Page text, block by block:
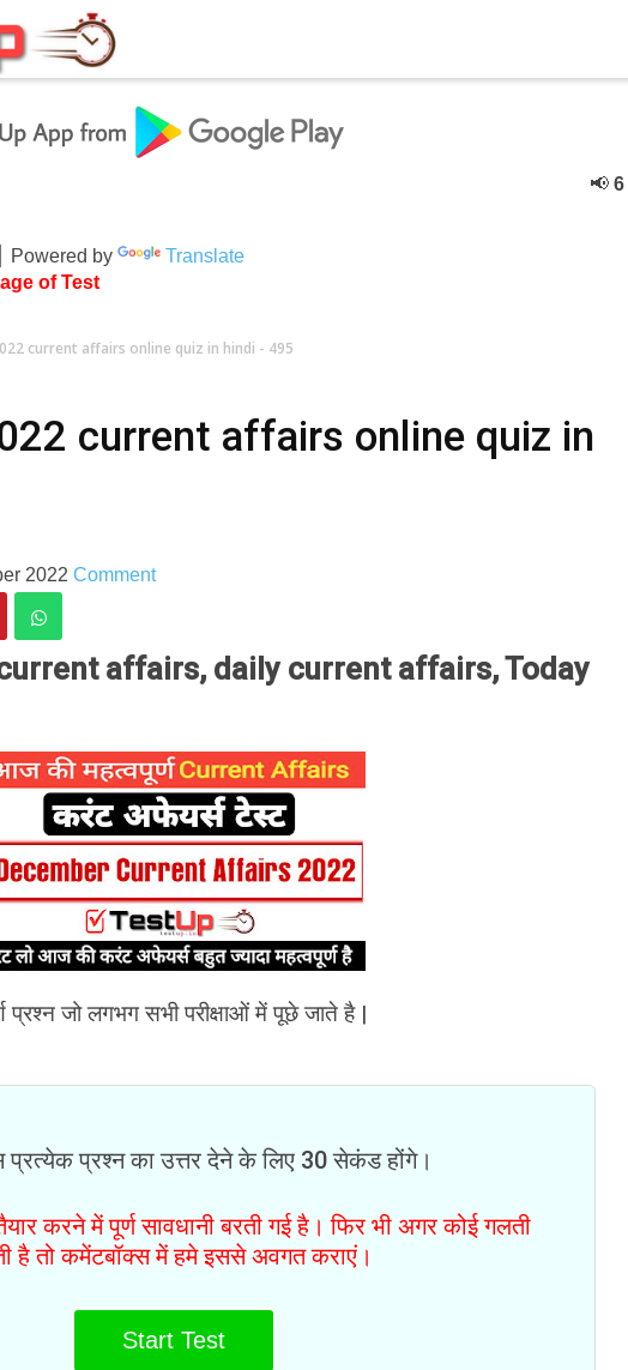
6
Powered by
Translate
of Test
current affairs online quiz in hindi - 495
current affairs online quiz in
2022 Comment
affairs, daily current affairs, Today
प्रश्न जो लगभग सभी परीक्षाओं में पूछे जाते है |
प्रश्न का उत्तर देने के लिए 30 सेकंड होंगे।
करने में पूर्ण सावधानी बरती गई है। फिर भी अगर कोई गलती
है तो कमेंटबॉक्स में हमे इससे अवगत कराएं।
Start Test